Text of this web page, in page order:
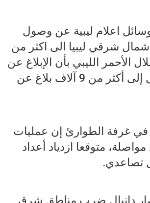
اعلام ليبية عن وصول
شمال شرقي ليبيا الى اكثر من
الهلال الأحمر الليبي بأن الإبلاغ عن
مفقودين وصل إلى أكثر من 9 آلاف بلاغ عن
غرفة الطوارئ إن عمليات
مواصلة، متوقعا ازدياد أعداد
تصاعدي.
دانيال ضرب مناطق شرق